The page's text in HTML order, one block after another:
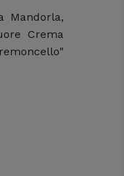
Mandorla,
Crema